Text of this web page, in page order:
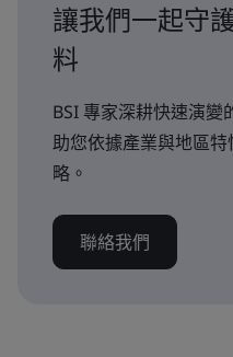
讓我們一起守
料
BSI 專家深耕快速演變
助您依據產業與地區
略。
聯絡我們